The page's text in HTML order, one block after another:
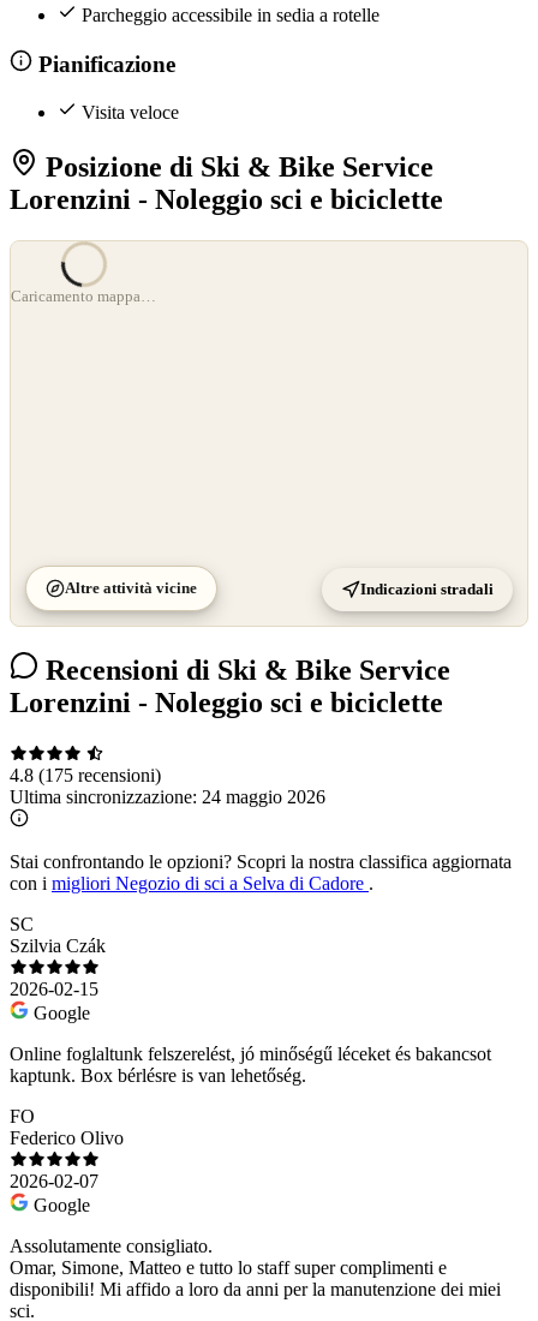
Parcheggio accessibile in sedia a rotelle
Pianificazione
Visita veloce
Posizione di Ski & Bike Service
Lorenzini - Noleggio sci e biciclette
OpenStreetMap
©CARTO
Caricamento mappa…
Altre attività vicine Indicazioni stradali
Recensioni di Ski & Bike Service
Lorenzini - Noleggio sci e biciclette
4.8 (175 recensioni)
Ultima sincronizzazione: 24 maggio 2026
Stai confrontando le opzioni? Scopri la nostra classifica aggiornata
con i migliori Negozio di sci a Selva di Cadore .
SC
Szilvia Czák
2026-02-15
Google
Online foglaltunk felszerelést, jó minőségű léceket és bakancsot
kaptunk. Box bérlésre is van lehetőség.
FO
Federico Olivo
2026-02-07
Google
Assolutamente consigliato.
Omar, Simone, Matteo e tutto lo staff super complimenti e
disponibili! Mi affido a loro da anni per la manutenzione dei miei
sci.